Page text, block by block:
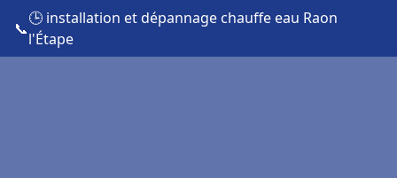
📞
🕒 installation et dépannage chauffe eau Raon
l'Étape